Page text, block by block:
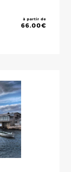
à partir de
66.00€